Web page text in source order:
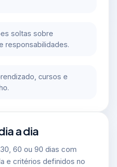
soltas sobre
responsabilidades.
cursos e
a dia
60 ou 90 dias com
e critérios definidos no